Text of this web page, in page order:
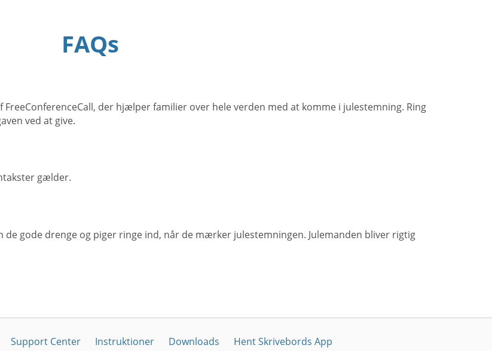
FAQs
der hjælper familier over hele verden med at komme i julestemning. Ring
ved at give.
gælder.
gode drenge og piger ringe ind, når de mærker julestemningen. Julemanden bliver rigtig
Support Center Instruktioner Downloads Hent Skrivebords App